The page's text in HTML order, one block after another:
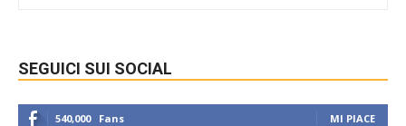
SEGUICI SUI SOCIAL
540,000 Fans MI PIACE